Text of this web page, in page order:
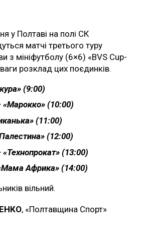
у Полтаві на полі СК
матчі третього туру
з мініфутболу (6×6) «BVS Cup-
розклад цих поєдинків.
(9:00)
«Марокко» (10:00)
(11:00)
(12:00)
(13:00)
Африка» (14:00)
вільний.
, «Полтавщина Спорт»